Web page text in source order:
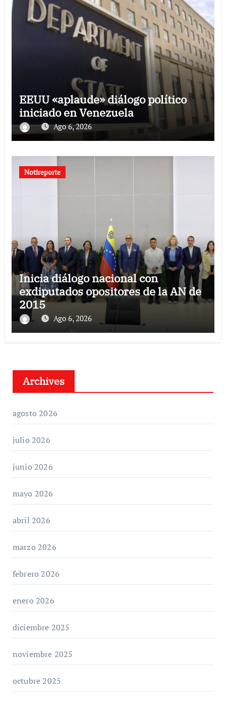
EEUU «aplaude» diálogo político
iniciado en Venezuela
Ago 6, 2026
Notireporte
Inicia diálogo nacional con
exdiputados opositores de la AN de
2015
Ago 6, 2026
Archives
agosto 2026
julio 2026
junio 2026
mayo 2026
abril 2026
marzo 2026
febrero 2026
enero 2026
diciembre 2025
noviembre 2025
octubre 2025